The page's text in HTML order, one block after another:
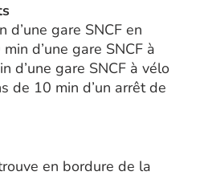
d’une gare SNCF en
d’une gare SNCF à
d’une gare SNCF à vélo
de 10 min d’un arrêt de
en bordure de la